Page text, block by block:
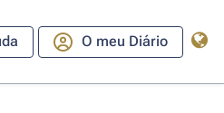
O meu Diário